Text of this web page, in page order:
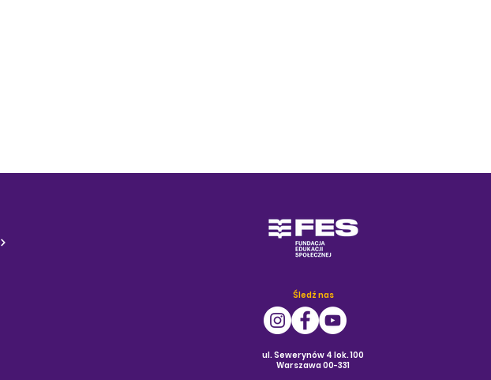
Śledź nas
ul. Sewerynów 4 lok. 100
Warszawa 00-331